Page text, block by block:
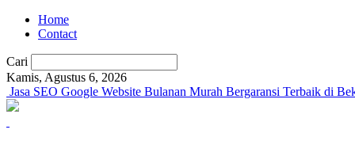
Home
Contact
Cari
Kamis, Agustus 6, 2026
Jasa SEO Google Website Bulanan Murah Bergaransi Terbaik di